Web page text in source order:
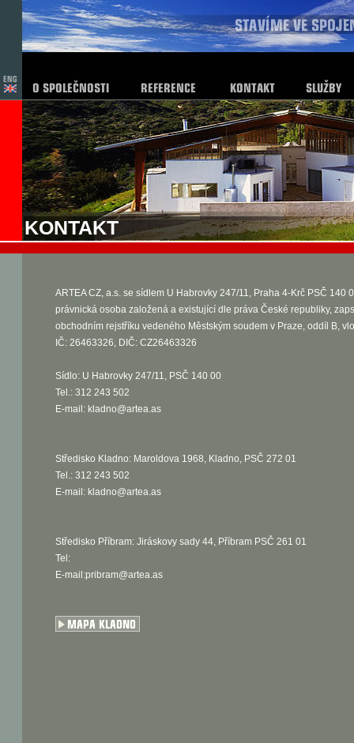
KONTAKT
ARTEA CZ, a.s. se sídlem U Habrovky 247/11, Praha 4-Krč PSČ 140
právnická osoba založená a existující dle práva České republiky,
obchodním rejstříku vedeného Městským soudem v Praze, oddíl B,
IČ: 26463326, DIČ: CZ26463326
Sídlo: U Habrovky 247/11, PSČ 140 00
Tel.: 312 243 502
E-mail: kladno@artea.as
Středisko Kladno: Maroldova 1968, Kladno, PSČ 272 01
Tel.: 312 243 502
E-mail: kladno@artea.as
Středisko Příbram: Jiráskovy sady 44, Příbram PSČ 261 01
Tel:
E-mail:pribram@artea.as